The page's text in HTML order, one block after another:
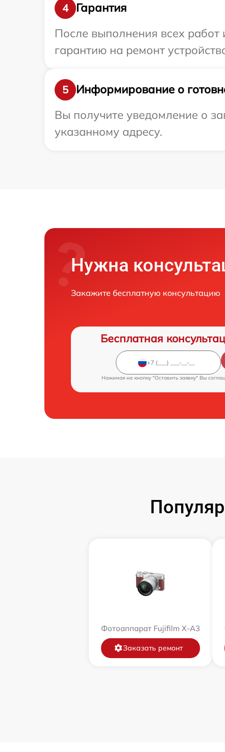
4
Гарантия
После выполнения всех
гарантию на ремонт
5
Информирование о
Вы получите уведомление о
указанному адресу.
Нужна
Закажите бесплатную консультацию
Бесплатная
Нажимая на кнопку "Оставить заявку" Вы
Фотоаппарат Fujifilm X-A3
Заказать ремонт